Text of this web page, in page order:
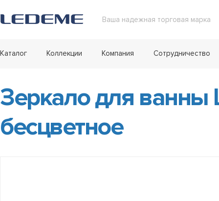
Ваша надежная торговая марка
Каталог Коллекции Компания Сотрудничество
Зеркало для ванны
бесцветное